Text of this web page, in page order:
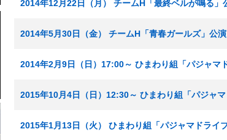
2014年12月22日（月） チームH「最終ベルが鳴る」
2014年5月30日（金） チームH「青春ガールズ」公演
2014年2月9日（日）17:00～ ひまわり組「パジャマ
2015年10月4日（日）12:30～ ひまわり組「パジャ
2015年1月13日（火） ひまわり組「パジャマドライ